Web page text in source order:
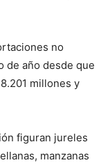
no
de año desde que
millones y
figuran jureles
manzanas